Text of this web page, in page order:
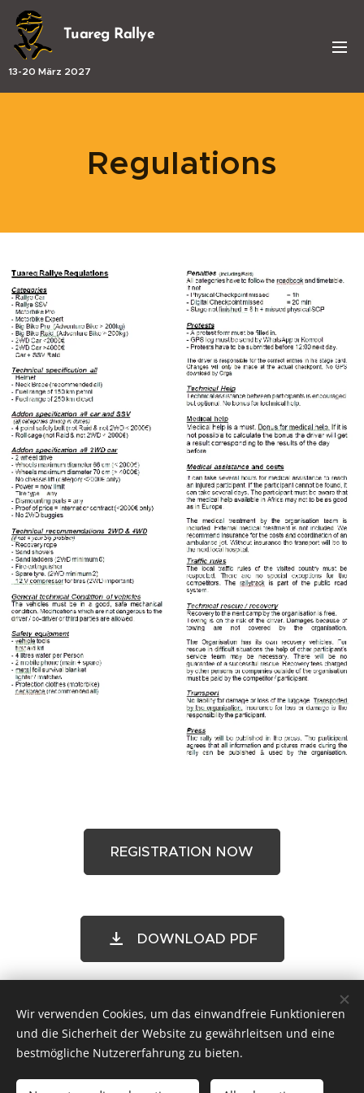
Tuareg Rallye
13-20 März 2027
Regulations
REGISTRATION NOW
DOWNLOAD PDF
+49 172 709 7274
info@tuareg-rallye.com
Cookies
Wir verwenden Cookies, um das einwandfreie Funktionieren
und die Sicherheit der Website zu gewährleitsen und eine
bestmögliche Nutzererfahrung zu bieten.